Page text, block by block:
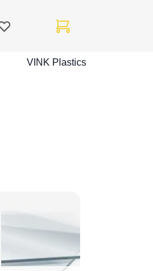
Lista de deseos Mi carrito
VINK Plastics